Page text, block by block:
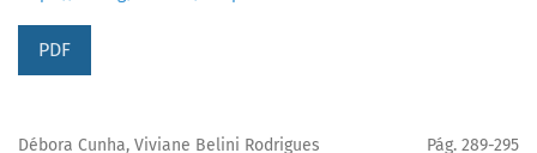
PDF
Débora Cunha, Viviane Belini Rodrigues Pág. 289-295